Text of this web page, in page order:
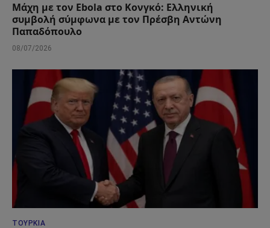
Μάχη με τον Ebola στο Κονγκό: Ελληνική
συμβολή σύμφωνα με τον Πρέσβη Αντώνη
Παπαδόπουλο
08/07/2026
ΤΟΥΡΚΊΑ